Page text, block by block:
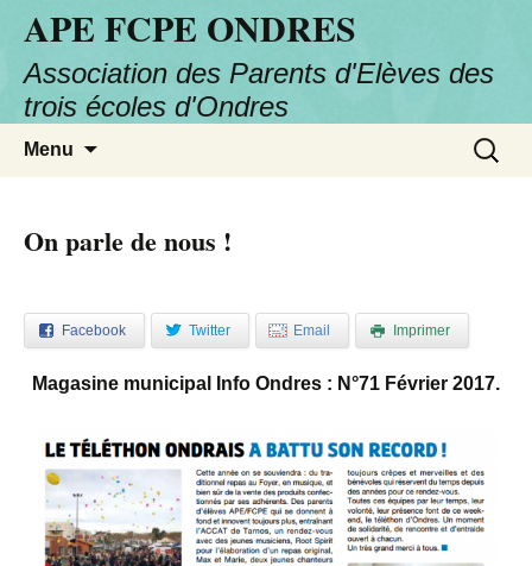
APE FCPE ONDRES
Association des Parents d'Elèves des
trois écoles d'Ondres
Menu
On parle de nous !
Facebook Twitter Email Imprimer
Magasine municipal Info Ondres : N°71 Février 2017.